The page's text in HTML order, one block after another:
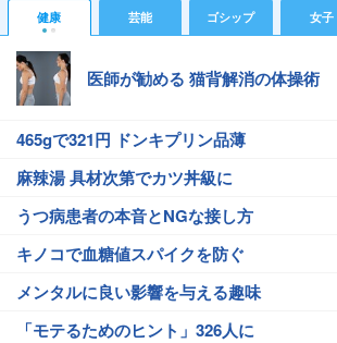
健康 芸能 ゴシップ 女子
医師が勧める 猫背解消の体操術
465gで321円 ドンキプリン品薄
麻辣湯 具材次第でカツ丼級に
うつ病患者の本音とNGな接し方
キノコで血糖値スパイクを防ぐ
メンタルに良い影響を与える趣味
「モテるためのヒント」326人に